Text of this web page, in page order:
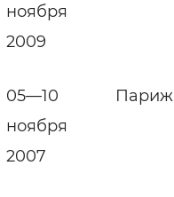
ноября
2009
05—10
ноября
2007
Париж